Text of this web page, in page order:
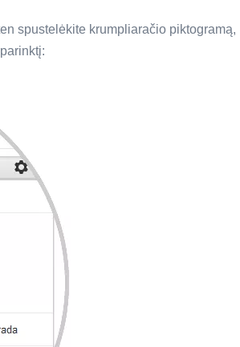
spustelėkite krumpliaračio piktogramą,